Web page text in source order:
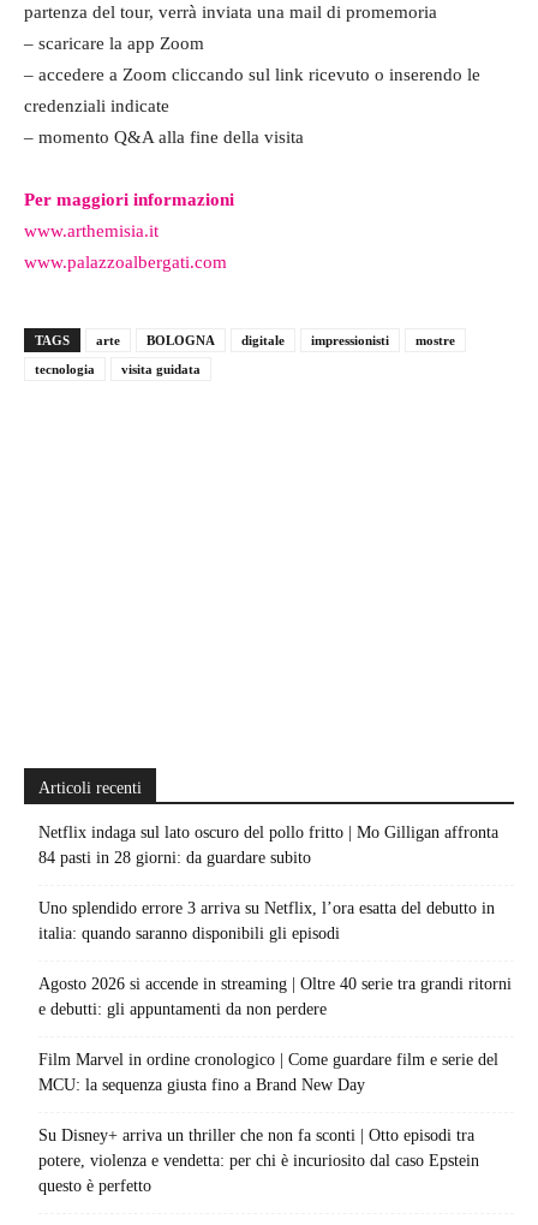
partenza del tour, verrà inviata una mail di promemoria
– scaricare la app Zoom
– accedere a Zoom cliccando sul link ricevuto o inserendo le
credenziali indicate
– momento Q&A alla fine della visita
Per maggiori informazioni
www.arthemisia.it
www.palazzoalbergati.com
TAGS arte BOLOGNA digitale impressionisti
mostre
tecnologia
visita guidata
Articoli recenti
Netflix indaga sul lato oscuro del pollo fritto | Mo Gilligan affronta
84 pasti in 28 giorni: da guardare subito
Uno splendido errore 3 arriva su Netflix, l’ora esatta del debutto in
italia: quando saranno disponibili gli episodi
Agosto 2026 si accende in streaming | Oltre 40 serie tra grandi ritorni
e debutti: gli appuntamenti da non perdere
Film Marvel in ordine cronologico | Come guardare film e serie del
MCU: la sequenza giusta fino a Brand New Day
Su Disney+ arriva un thriller che non fa sconti | Otto episodi tra
potere, violenza e vendetta: per chi è incuriosito dal caso Epstein
questo è perfetto